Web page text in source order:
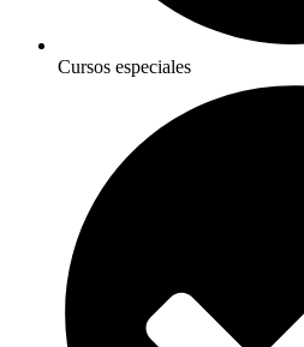
Cursos especiales